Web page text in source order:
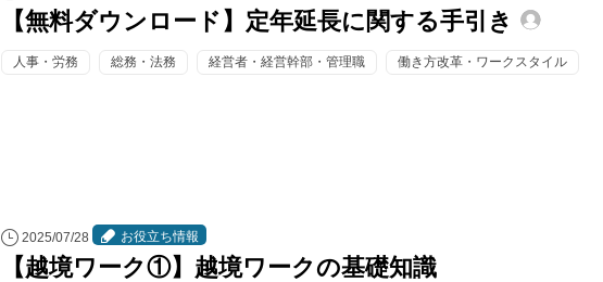
【無料ダウンロード】定年延長に関する手引き
人事・労務 総務・法務 経営者・経営幹部・管理職 働き方改革・ワークスタイル
2025/07/28 お役立ち情報
【越境ワーク①】越境ワークの基礎知識